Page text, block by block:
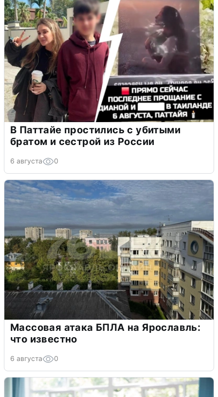
В Паттайе простились с убитыми
братом и сестрой из России
6 августа 0
Массовая атака БПЛА на Ярославль:
что известно
6 августа 0